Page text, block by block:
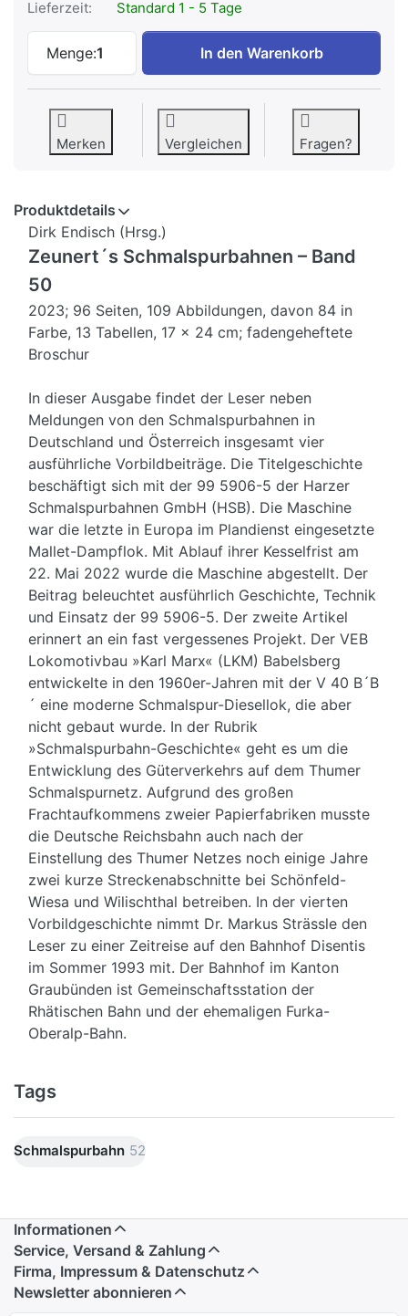
Lieferzeit: Standard 1 - 5 Tage
Menge:1
Zeunert´s Schmalspurbahnen – Band 50
In den Warenkorb
Merken Vergleichen Fragen?
Produktdetails
Dirk Endisch (Hrsg.)
Zeunert´s Schmalspurbahnen – Band
50
2023; 96 Seiten, 109 Abbildungen, davon 84 in
Farbe, 13 Tabellen, 17 x 24 cm; fadengeheftete
Broschur
In dieser Ausgabe findet der Leser neben
Meldungen von den Schmalspurbahnen in
Deutschland und Österreich insgesamt vier
ausführliche Vorbildbeiträge. Die Titelgeschichte
beschäftigt sich mit der 99 5906-5 der Harzer
Schmalspurbahnen GmbH (HSB). Die Maschine
war die letzte in Europa im Plandienst eingesetzte
Mallet-Dampflok. Mit Ablauf ihrer Kesselfrist am
22. Mai 2022 wurde die Maschine abgestellt. Der
Beitrag beleuchtet ausführlich Geschichte, Technik
und Einsatz der 99 5906-5. Der zweite Artikel
erinnert an ein fast vergessenes Projekt. Der VEB
Lokomotivbau »Karl Marx« (LKM) Babelsberg
entwickelte in den 1960er-Jahren mit der V 40 B´B
´ eine moderne Schmalspur-Diesellok, die aber
nicht gebaut wurde. In der Rubrik
»Schmalspurbahn-Geschichte« geht es um die
Entwicklung des Güterverkehrs auf dem Thumer
Schmalspurnetz. Aufgrund des großen
Frachtaufkommens zweier Papierfabriken musste
die Deutsche Reichsbahn auch nach der
Einstellung des Thumer Netzes noch einige Jahre
zwei kurze Streckenabschnitte bei Schönfeld-
Wiesa und Wilischthal betreiben. In der vierten
Vorbildgeschichte nimmt Dr. Markus Strässle den
Leser zu einer Zeitreise auf den Bahnhof Disentis
im Sommer 1993 mit. Der Bahnhof im Kanton
Graubünden ist Gemeinschaftsstation der
Rhätischen Bahn und der ehemaligen Furka-
Oberalp-Bahn.
Tags
Schmalspurbahn 52
Informationen
Service, Versand & Zahlung
Firma, Impressum & Datenschutz
Newsletter abonnieren